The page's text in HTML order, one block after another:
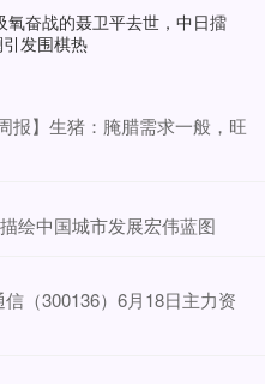
氧奋战的聂卫平去世，中日擂
发围棋热
报】生猪：腌腊需求一般，旺
绘中国城市发展宏伟蓝图
（300136）6月18日主力资